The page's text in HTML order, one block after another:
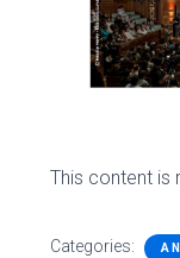
This content is
Categories: A